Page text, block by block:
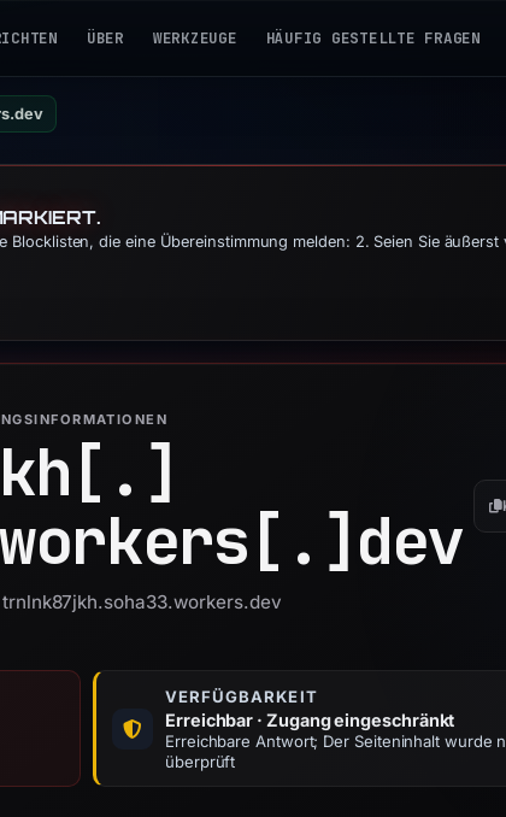
ÜBER WERKZEUGE HÄUFIG GESTELLTE FRAGEN
die eine Übereinstimmung melden: 2. Seien Sie
workers[.]dev
VERFÜGBARKEIT
Erreichbar · Zugang eingeschränkt
Erreichbare Antwort; Der Seiteninhalt wurde
überprüft